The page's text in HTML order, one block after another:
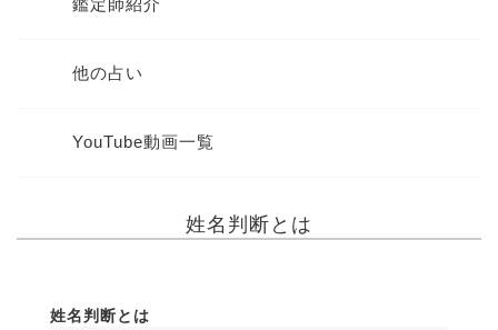
鑑定師紹介
他の占い
YouTube動画一覧
姓名判断とは
姓名判断とは